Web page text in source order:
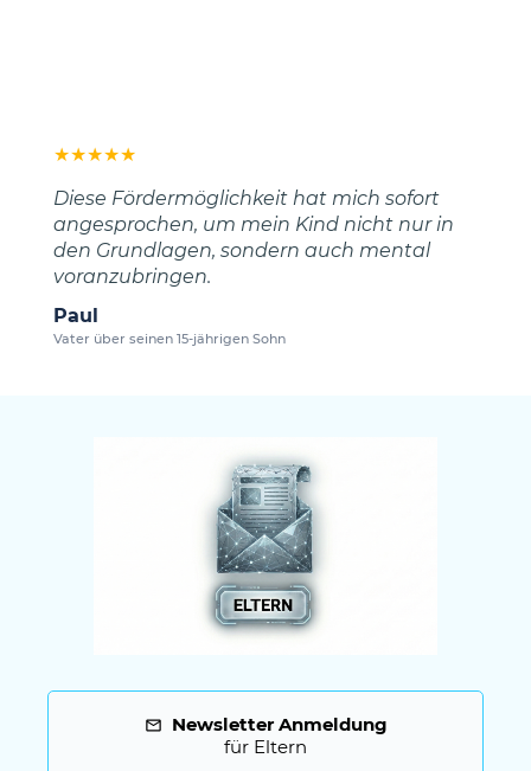
★★★★★
Diese Fördermöglichkeit hat mich sofort
angesprochen, um mein Kind nicht nur in
den Grundlagen, sondern auch mental
voranzubringen.
Paul
Vater über seinen 15-jährigen Sohn
Newsletter Anmeldung
für Eltern